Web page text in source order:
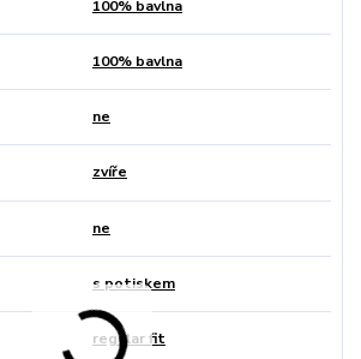
100% bavlna
100% bavlna
ne
zvíře
ne
s potiskem
regular fit